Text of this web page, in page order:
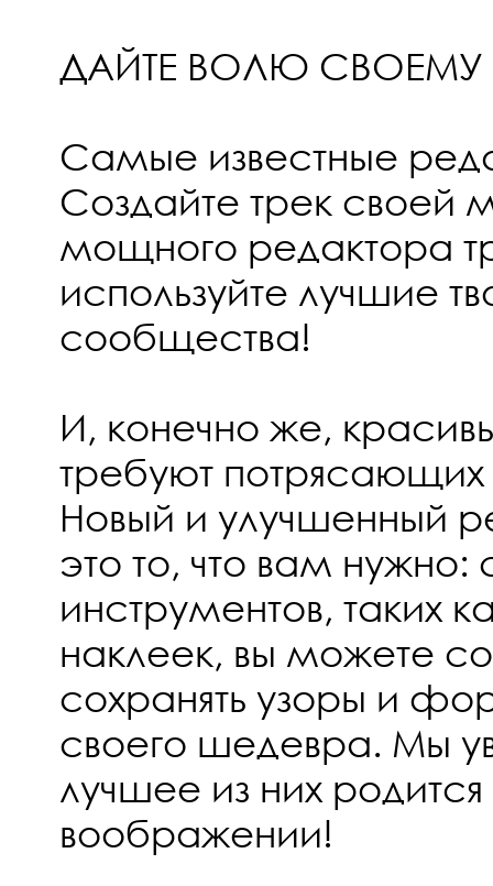
ДАЙТЕ ВОЛЮ СВОЕМУ
Самые известные
Создайте трек
мощного редактора
используйте лучшие
сообщества!
И, конечно же,
требуют
Новый и улучшенный
это то, что вам
инструментов, таких
наклеек, вы можете
сохранять узоры и
своего шедевра. Мы
лучшее из них
воображении!